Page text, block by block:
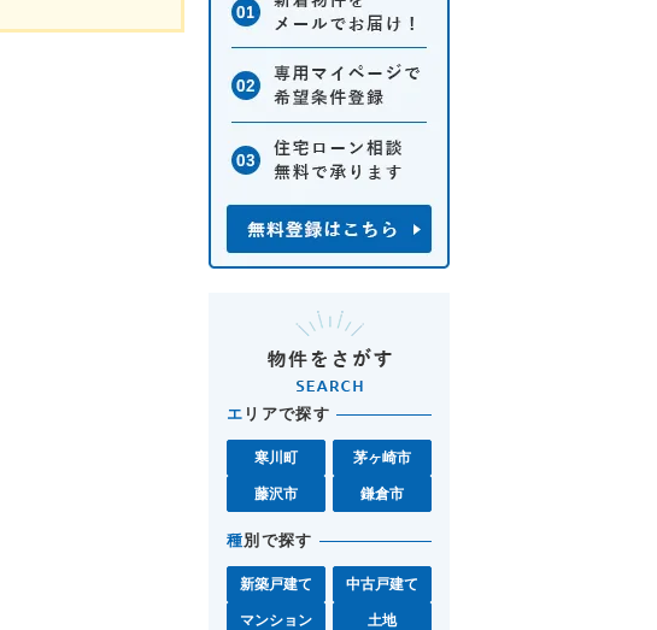
エ リアで探す
寒川町 茅ヶ崎市
藤沢市 鎌倉市
種別で探す
新築戸建て 中古戸建て
マンション 土地